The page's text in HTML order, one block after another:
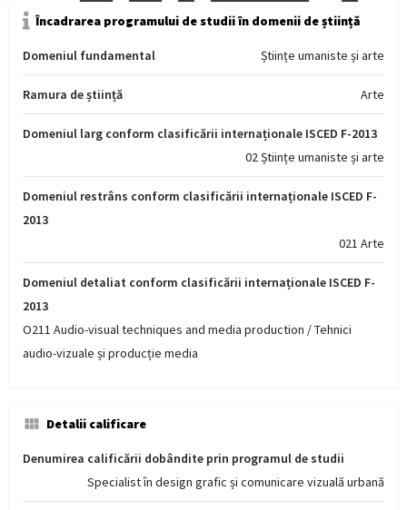
Încadrarea programului de studii în domenii de știință
Domeniul fundamental Științe umaniste și arte
Ramura de știință Arte
Domeniul larg conform clasificării internaționale ISCED F-2013
02 Științe umaniste și arte
Domeniul restrâns conform clasificării internaționale ISCED F-
2013
021 Arte
Domeniul detaliat conform clasificării internaționale ISCED F-
2013
O211 Audio-visual techniques and media production / Tehnici
audio-vizuale și producție media
Detalii calificare
Denumirea calificării dobândite prin programul de studii
Specialist în design grafic și comunicare vizuală urbană